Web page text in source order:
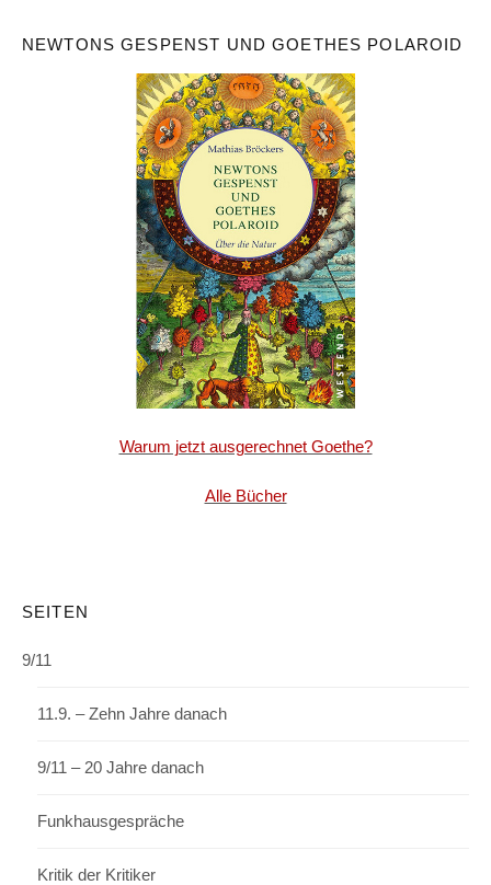
NEWTONS GESPENST UND GOETHES POLAROID
Warum jetzt ausgerechnet Goethe?
Alle Bücher
SEITEN
9/11
11.9. – Zehn Jahre danach
9/11 – 20 Jahre danach
Funkhausgespräche
Kritik der Kritiker